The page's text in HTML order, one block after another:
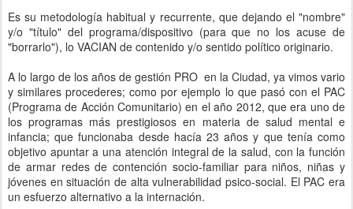
Es su metodología habitual y recurrente, que dejando el "nombre"
y/o "título" del programa/dispositivo (para que no los acuse de
"borrarlo"), lo VACIAN de contenido y/o sentido político originario.
A lo largo de los años de gestión PRO en la Ciudad, ya vimos vario
y similares procederes; como por ejemplo lo que pasó con el PAC
(Programa de Acción Comunitario) en el año 2012, que era uno de
los programas más prestigiosos en materia de salud mental e
infancia; que funcionaba desde hacía 23 años y que tenía como
objetivo apuntar a una atención integral de la salud, con la función
de armar redes de contención socio-familiar para niños, niñas y
jóvenes en situación de alta vulnerabilidad psico-social. El PAC era
un esfuerzo alternativo a la internación.